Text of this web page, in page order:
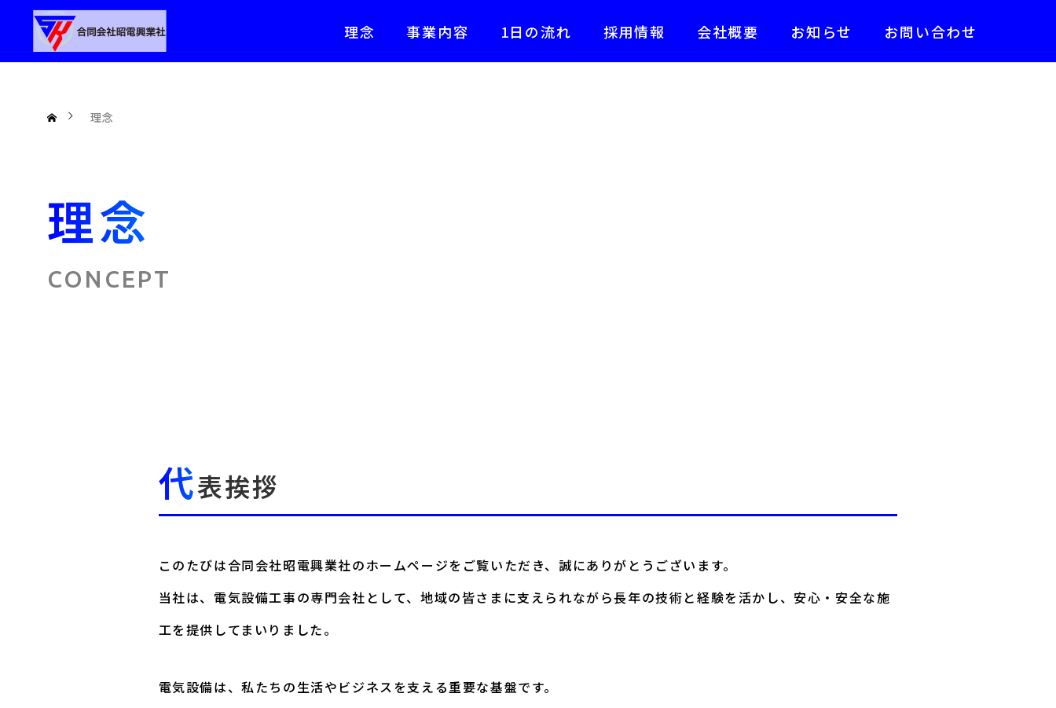
理念 事業内容 1日の流れ 採用情報 会社概要 お知らせ お問い合わせ
理念
理念
CONCEPT
代表挨拶
このたびは合同会社昭電興業社のホームページをご覧いただき、誠にありがとうございます。
当社は、電気設備工事の専門会社として、地域の皆さまに支えられながら長年の技術と経験を活かし、安心・安全な施
工を提供してまいりました。
電気設備は、私たちの生活やビジネスを支える重要な基盤です。